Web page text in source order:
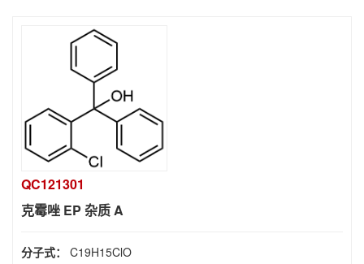
QC121301
克霉唑 EP 杂质 A
分子式： C19H15ClO